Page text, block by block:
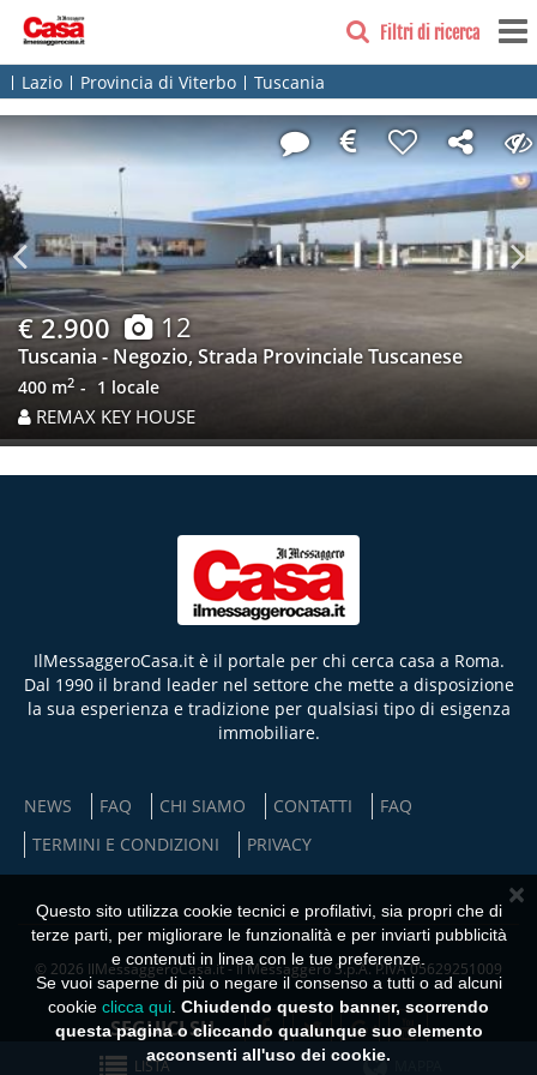
Filtri di ricerca
Lazio Provincia di Viterbo Tuscania
LISTA
Previous
€ 2.900 12
Tuscania - Negozio, Strada Provinciale Tuscanese
400 m2 1 locale
REMAX KEY HOUSE
IlMessaggeroCasa.it è il portale per chi cerca casa a Roma.
Dal 1990 il brand leader nel settore che mette a disposizione
la sua esperienza e tradizione per qualsiasi tipo di esigenza
immobiliare.
NEWS FAQ CHI SIAMO CONTATTI
FAQ
TERMINI E CONDIZIONI
PRIVACY
© 2026 IlMessaggeroCasa.it - Il Messaggero S.p.A. P.IVA 05629251009
SEGUICI SU
×
Questo sito utilizza cookie tecnici e profilativi, sia propri che di
terze parti, per migliorare le funzionalità e per inviarti pubblicità
e contenuti in linea con le tue preferenze.
Se vuoi saperne di più o negare il consenso a tutti o ad alcuni
cookie clicca qui Chiudendo questo banner, scorrendo
questa pagina o cliccando qualunque suo elemento
acconsenti all'uso dei cookie.